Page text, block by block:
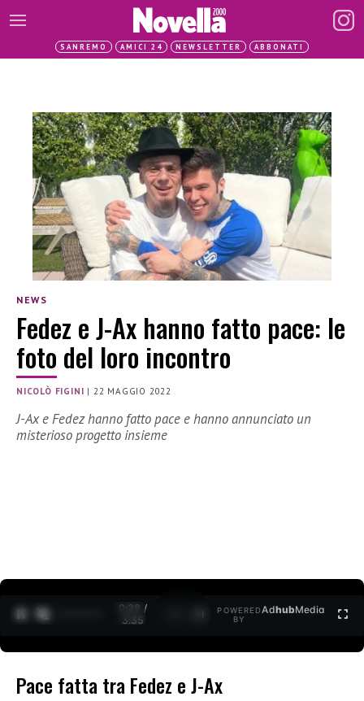
SANREMO AMICI 24 NEWSLETTER ABBONATI
NEWS
Fedez e J-Ax hanno fatto pace: le
foto del loro incontro
NICOLÒ FIGINI | 22 MAGGIO 2022
J-Ax e Fedez hanno fatto pace e hanno annunciato un
misterioso progetto insieme
0:30 /
3:35
POWERED
BY
AdhubMedia
Pace fatta tra Fedez e J-Ax